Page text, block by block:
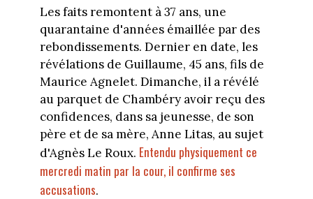
Les faits remontent à 37 ans, une
quarantaine d'années émaillée par des
rebondissements. Dernier en date, les
révélations de Guillaume, 45 ans, fils de
Maurice Agnelet. Dimanche, il a révélé
au parquet de Chambéry avoir reçu des
confidences, dans sa jeunesse, de son
père et de sa mère, Anne Litas, au sujet
d'Agnès Le Roux. Entendu physiquement ce
mercredi matin par la cour, il confirme ses
accusations.